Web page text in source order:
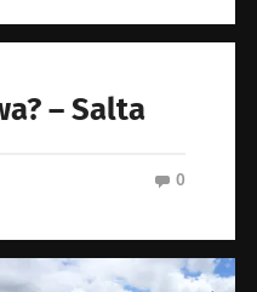
– Salta
0